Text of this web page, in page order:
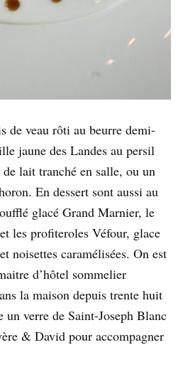
de veau rôti au beurre demi-
jaune des Landes au persil
lait tranché en salle, ou un
En dessert sont aussi au
glacé Grand Marnier, le
les profiteroles Véfour, glace
noisettes caramélisées. On est
d’hôtel sommelier
la maison depuis trente huit
un verre de Saint-Joseph Blanc
& David pour accompagner